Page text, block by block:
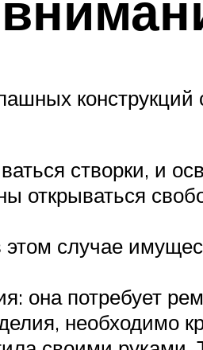
конструкций
створки, и
открываться
случае
она потребует
необходимо